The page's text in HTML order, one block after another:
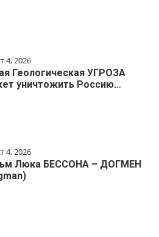
4, 2026
Геологическая УГРОЗА
уничтожить Россию…
4, 2026
Люка БЕССОНА – ДОГМЕН